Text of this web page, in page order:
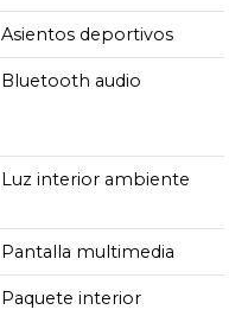
Asientos deportivos
Bluetooth audio
Luz interior ambiente
Pantalla multimedia
Paquete interior